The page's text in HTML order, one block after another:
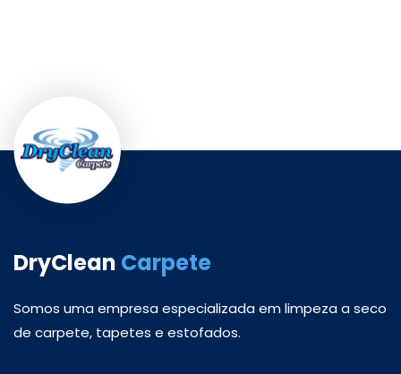
DryClean Carpete
Somos uma empresa especializada em limpeza a seco
de carpete, tapetes e estofados.